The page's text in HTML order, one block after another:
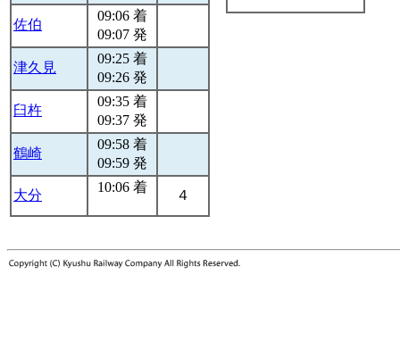
佐伯
09:06 着
09:07 発
津久見
09:25 着
09:26 発
臼杵
09:35 着
09:37 発
鶴崎
09:58 着
09:59 発
大分
10:06 着
４